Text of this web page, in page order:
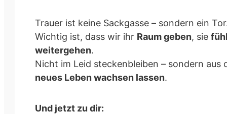
Trauer ist keine Sackgasse – sondern ein
Wichtig ist, dass wir ihr Raum geben, sie
weitergehen.
Nicht im Leid steckenbleiben – sondern aus
neues Leben wachsen lassen.
Und jetzt zu dir: